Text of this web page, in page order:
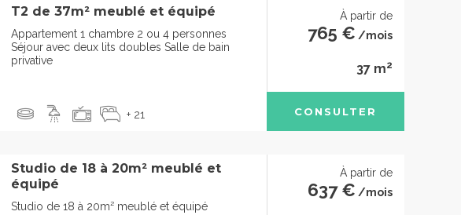
T2 de 37m² meublé et équipé
Appartement 1 chambre 2 ou 4 personnes
Séjour avec deux lits doubles Salle de bain
privative
+ 21
À partir de
765 € /mois
37 m2
CONSULTER
Studio de 18 à 20m² meublé et
équipé
Studio de 18 à 20m² meublé et équipé
À partir de
637 € /mois